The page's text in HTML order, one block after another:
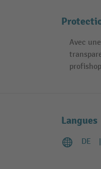
Avec
Langues
DE